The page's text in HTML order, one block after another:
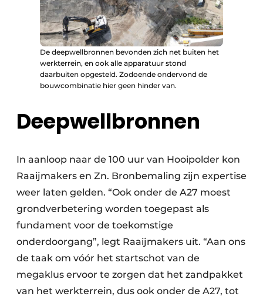
De deepwellbronnen bevonden zich net buiten het
werkterrein, en ook alle apparatuur stond
daarbuiten opgesteld. Zodoende ondervond de
bouwcombinatie hier geen hinder van.
Deepwellbronnen
In aanloop naar de 100 uur van Hooipolder kon
Raaijmakers en Zn. Bronbemaling zijn expertise
weer laten gelden. “Ook onder de A27 moest
grondverbetering worden toegepast als
fundament voor de toekomstige
onderdoorgang”, legt Raaijmakers uit. “Aan ons
de taak om vóór het startschot van de
megaklus ervoor te zorgen dat het zandpakket
van het werkterrein, dus ook onder de A27, tot